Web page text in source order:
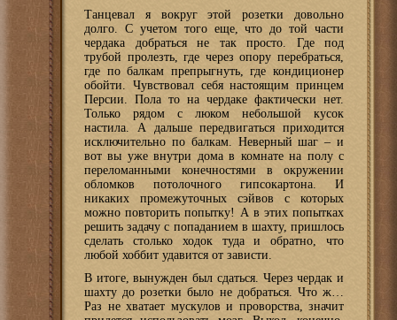
Танцевал я вокруг этой розетки довольно
долго. С учетом того еще, что до той части
чердака добраться не так просто. Где под
трубой пролезть, где через опору перебраться,
где по балкам препрыгнуть, где кондиционер
обойти. Чувствовал себя настоящим принцем
Персии. Пола то на чердаке фактически нет.
Только рядом с люком небольшой кусок
настила. А дальше передвигаться приходится
исключительно по балкам. Неверный шаг – и
вот вы уже внутри дома в комнате на полу с
переломанными конечностями в окружении
обломков потолочного гипсокартона. И
никаких промежуточных сэйвов с которых
можно повторить попытку! А в этих попытках
решить задачу с попаданием в шахту, пришлось
сделать столько ходок туда и обратно, что
любой хоббит удавится от зависти.
В итоге, вынужден был сдаться. Через чердак и
шахту до розетки было не добраться. Что ж…
Раз не хватает мускулов и проворства, значит